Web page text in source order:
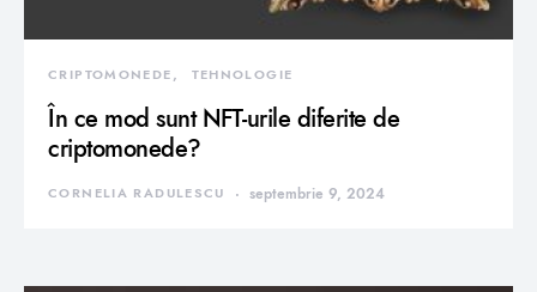
CRIPTOMONEDE TEHNOLOGIE
În ce mod sunt NFT-urile diferite de
criptomonede?
CORNELIA RADULESCU septembrie 9, 2024